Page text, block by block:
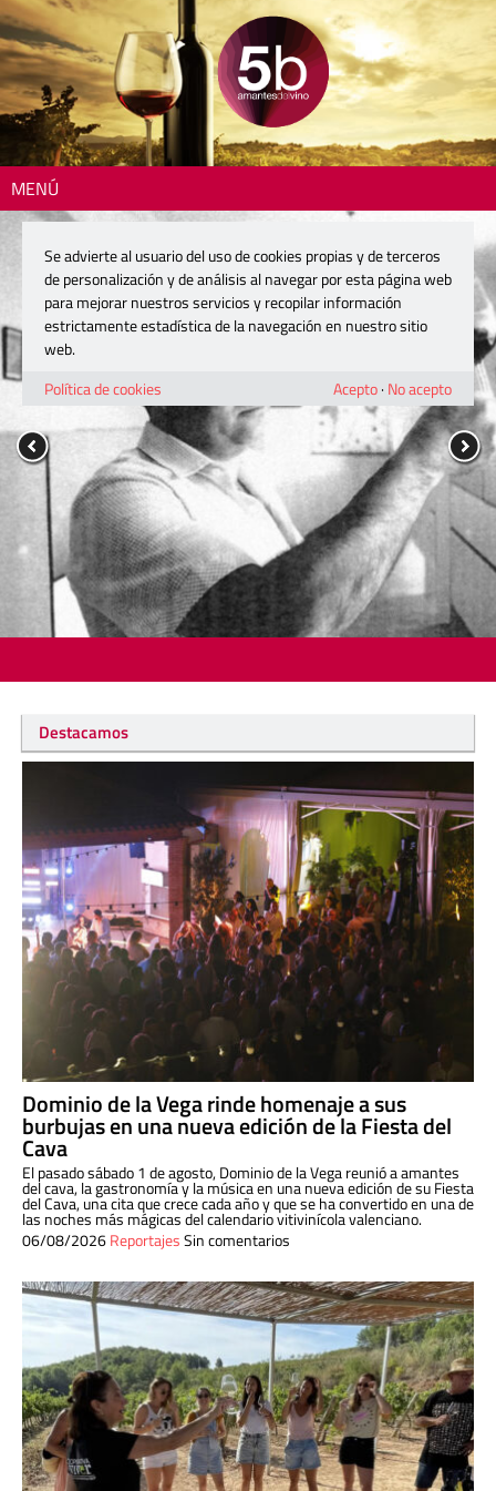
MENÚ
Destacamos
Dominio de la Vega rinde homenaje a sus
burbujas en una nueva edición de la Fiesta del
Cava
El pasado sábado 1 de agosto, Dominio de la Vega reunió a amantes
del cava, la gastronomía y la música en una nueva edición de su Fiesta
del Cava, una cita que crece cada año y que se ha convertido en una de
las noches más mágicas del calendario vitivinícola valenciano.
06/08/2026ReportajesSin comentarios
Se advierte al usuario del uso de cookies propias y de terceros
de personalización y de análisis al navegar por esta página web
para mejorar nuestros servicios y recopilar información
estrictamente estadística de la navegación en nuestro sitio
web.
Política de cookies
Acepto· No acepto